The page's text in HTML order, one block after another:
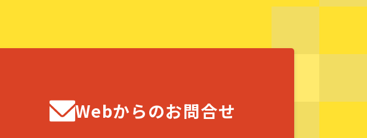
Webからのお問合せ